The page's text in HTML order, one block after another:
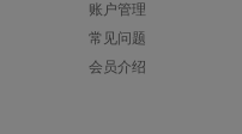
账户管理
常见问题
会员介绍